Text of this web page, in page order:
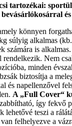
tartozékai:
könnyen
súlyig alkalmas
számára is
rendelkezik. Nem
minden
biztosítja a
és napellenzővel
A „Full Cover“
így fekvő
lehetővé teszi a
felhelyezve a